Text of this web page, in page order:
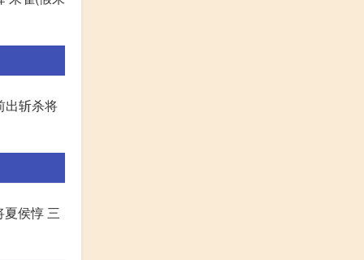
出斩杀将
侯惇 三